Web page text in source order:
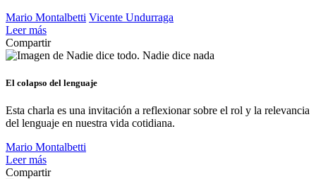
Mario Montalbetti Vicente Undurraga
Leer más
Compartir
El colapso del lenguaje
Esta charla es una invitación a reflexionar sobre el rol y la relevancia
del lenguaje en nuestra vida cotidiana.
Mario Montalbetti
Leer más
Compartir